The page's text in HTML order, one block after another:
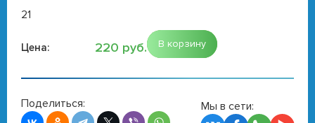
21
Цена: 220 руб. В корзину
Поделиться: Мы в сети: